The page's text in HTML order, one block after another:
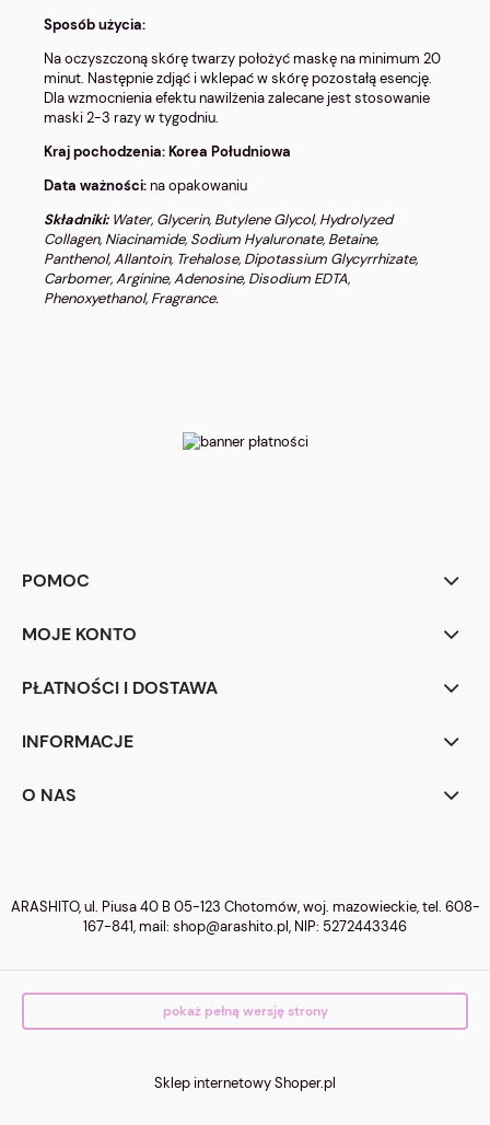
Sposób użycia:
Na oczyszczoną skórę twarzy położyć maskę na minimum 20
minut. Następnie zdjąć i wklepać w skórę pozostałą esencję.
Dla wzmocnienia efektu nawilżenia zalecane jest stosowanie
maski 2-3 razy w tygodniu.
Kraj pochodzenia: Korea Południowa
Data ważności:na opakowaniu
Składniki:Water, Glycerin, Butylene Glycol, Hydrolyzed
Collagen, Niacinamide, Sodium Hyaluronate, Betaine,
Panthenol, Allantoin, Trehalose, Dipotassium Glycyrrhizate,
Carbomer, Arginine, Adenosine, Disodium EDTA,
Phenoxyethanol, Fragrance.
POMOC
MOJE KONTO
PŁATNOŚCI I DOSTAWA
INFORMACJE
O NAS
ARASHITO, ul. Piusa 40 B 05-123 Chotomów, woj. mazowieckie, tel. 608-
167-841, mail: shop@arashito.pl, NIP: 5272443346
pokaż pełną wersję strony
Sklep internetowy Shoper.pl